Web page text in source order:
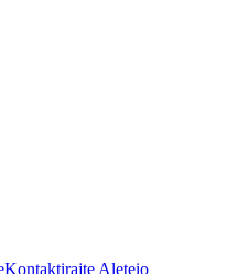
Kontaktirajte Aleteio